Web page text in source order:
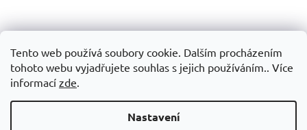
Tento web používá soubory cookie. Dalším procházením
tohoto webu vyjadřujete souhlas s jejich používáním.. Více
informací zde.
Nastavení